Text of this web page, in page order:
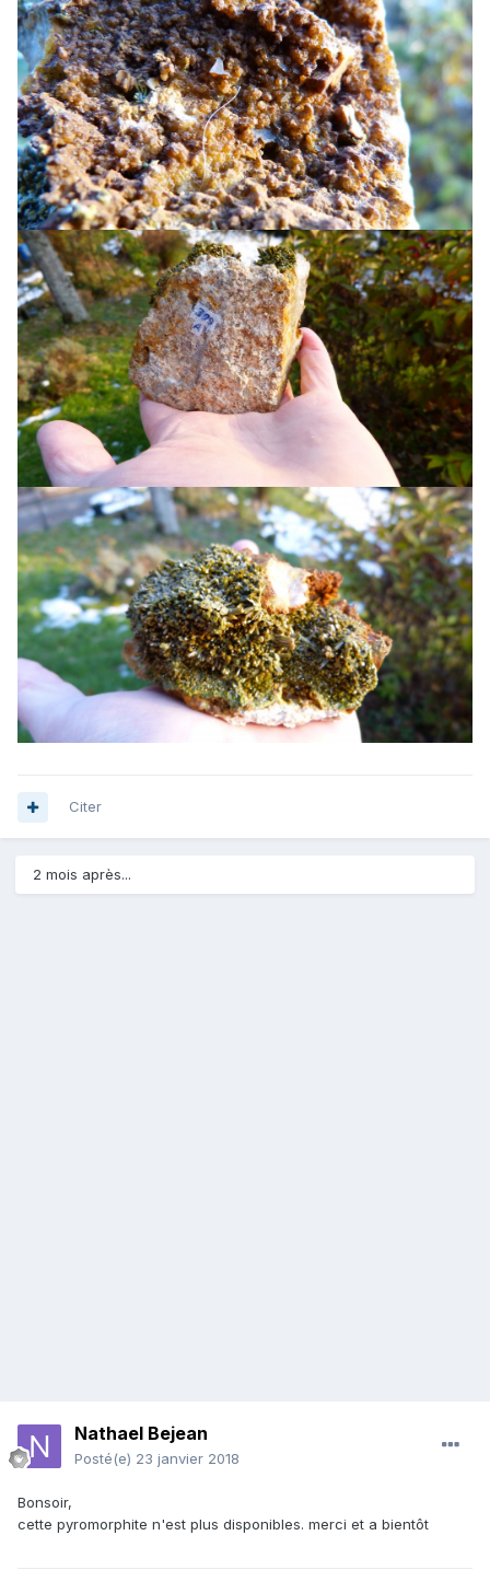
Citer
2 mois après...
Nathael Bejean
Posté(e) 23 janvier 2018
Bonsoir,
cette pyromorphite n'est plus disponibles. merci et a bientôt